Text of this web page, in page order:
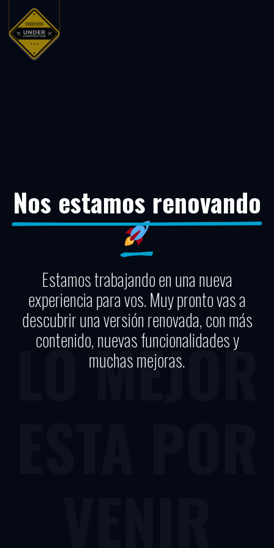
Nos estamos renovando
Estamos trabajando en una nueva
experiencia para vos. Muy pronto vas a
descubrir una versión renovada, con más
contenido, nuevas funcionalidades y
muchas mejoras.
LO MEJOR